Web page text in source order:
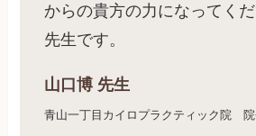
からの貴方の力になってく
先生です。
山口博 先生
青山一丁目カイロプラクティック院